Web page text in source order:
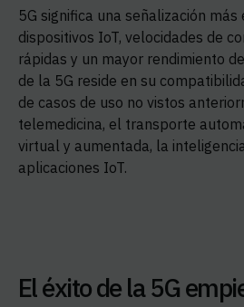
5G significa una señalización
dispositivos IoT, velocidades de
rápidas y un mayor rendimiento
de la 5G reside en su
de casos de uso no vistos
telemedicina, el transporte
virtual y aumentada, la
aplicaciones IoT.
El éxito de la 5G